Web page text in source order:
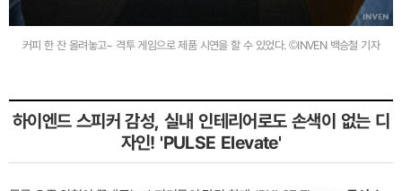
커피 한 잔 올려놓고~ 격투 게임으로 제품 시연을 할 수 있었다. ©INVEN 백승철 기자
하이엔드 스피커 감성, 실내 인테리어로도 손색이 없는 디
자인! 'PULSE Elevate'